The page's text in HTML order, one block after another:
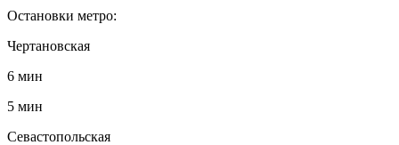
Остановки метро:
Чертановская
6 мин
5 мин
Севастопольская